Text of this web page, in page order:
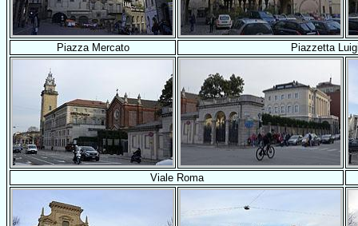
Piazza Mercato Piazzetta
Viale Roma